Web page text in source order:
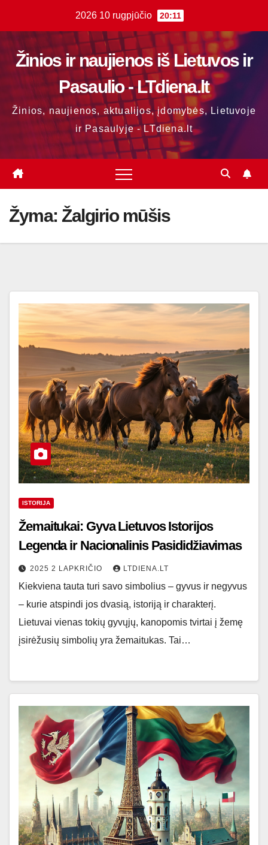
content
2026 10 rugpjūčio 20:11
Žinios ir naujienos iš Lietuvos ir
Pasaulio - LTdiena.lt
Žinios, naujienos, aktualijos, įdomybės, Lietuvoje
ir Pasaulyje - LTdiena.lt
Žyma: Žalgirio mūšis
ISTORIJA
Žemaitukai: Gyva Lietuvos Istorijos
Legenda ir Nacionalinis Pasididžiavimas
2025 2 LAPKRIČIO LTDIENA.LT
Kiekviena tauta turi savo simbolius – gyvus ir negyvus
– kurie atspindi jos dvasią, istoriją ir charakterį.
Lietuvai vienas tokių gyvųjų, kanopomis tvirtai į žemę
įsirėžusių simbolių yra žemaitukas. Tai…